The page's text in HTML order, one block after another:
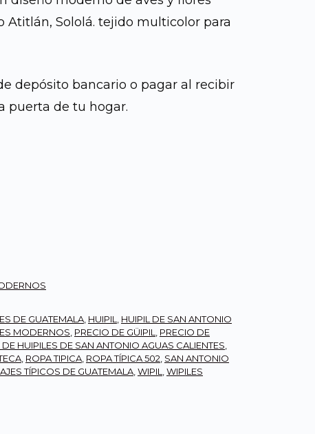
es:
Atitlán, Sololá. tejido multicolor para
depósito bancario o pagar al recibir
puerta de tu hogar.
DE GUATEMALA HUIPIL
HUIPIL DE SAN ANTONIO
MODERNOS PRECIO DE GÜIPIL
PRECIO DE
DE HUIPILES DE SAN ANTONIO AGUAS CALIENTES
ROPA TIPICA ROPA TÍPICA 502 SAN ANTONIO
TÍPICOS DE GUATEMALA WIPIL WIPILES